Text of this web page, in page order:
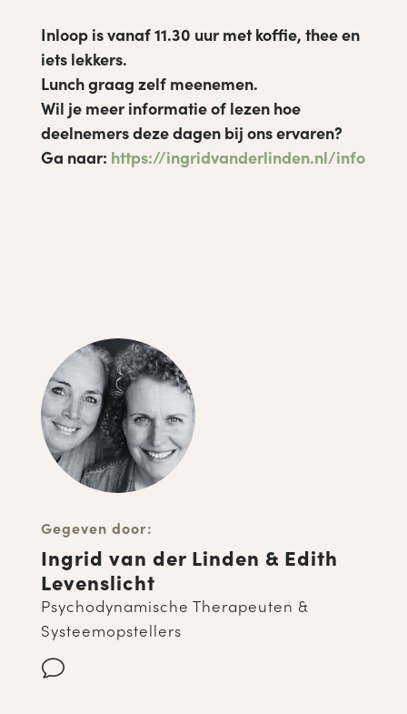
Inloop is vanaf 11.30 uur met koffie, thee en
iets lekkers.
Lunch graag zelf meenemen.
Wil je meer informatie of lezen hoe
deelnemers deze dagen bij ons ervaren?
Ga naar: https://ingridvanderlinden.nl/info
Gegeven door:
Ingrid van der Linden & Edith
Levenslicht
Psychodynamische Therapeuten &
Systeemopstellers
v